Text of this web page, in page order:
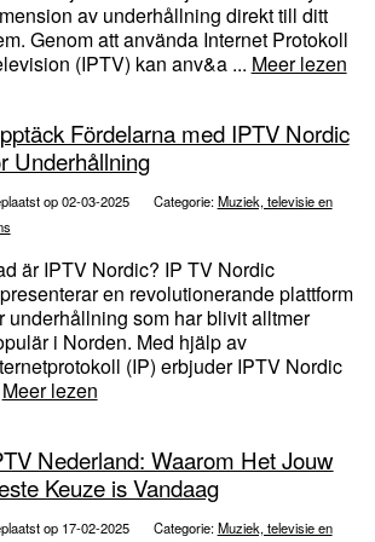
av underhållning direkt till ditt
Genom att använda Internet Protokoll
(IPTV) kan anv&a ... Meer lezen
Fördelarna med IPTV Nordic
Underhållning
op 02-03-2025 Categorie:Muziek, televisie en
är IPTV Nordic? IP TV Nordic
en revolutionerande plattform
underhållning som har blivit alltmer
i Norden. Med hjälp av
(IP) erbjuder IPTV Nordic
Meer lezen
Nederland: Waarom Het Jouw
Keuze is Vandaag
op 17-02-2025 Categorie:Muziek, televisie en